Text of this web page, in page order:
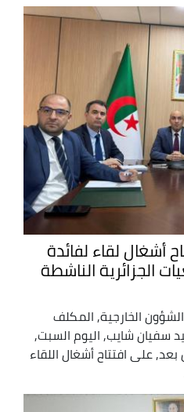
لقاء لفائدة
الجزائرية الناشطة
الخارجية, المكلف
سفيان شايب, اليوم السبت,
على افتتاح أشغال اللقاء